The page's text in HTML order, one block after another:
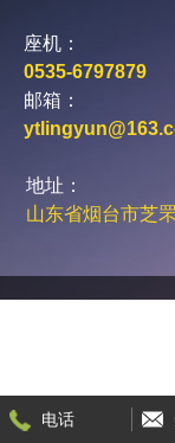
电话
座机：
0535-6797879
邮箱：
地址：
山东省烟台市芝